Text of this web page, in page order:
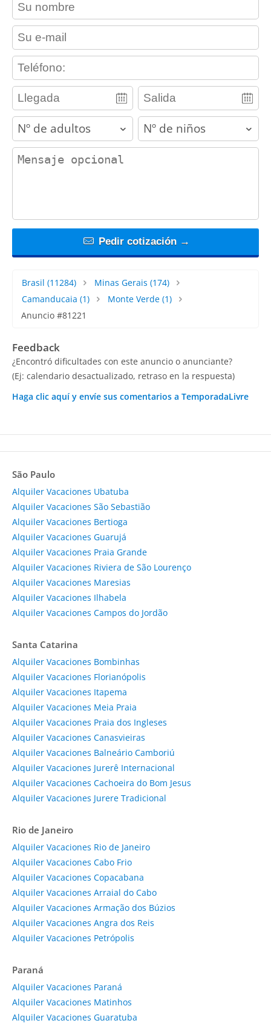
contact_email
contact_phone
adults children
contact_message
Pedir cotización →
Brasil (11284) Minas Gerais (174)
Camanducaia (1) Monte Verde(1)
Anuncio #81221
Feedback
¿Encontró dificultades con este anuncio o anunciante?
(Ej: calendario desactualizado, retraso en la respuesta)
Haga clic aquí y envíe sus comentarios a TemporadaLivre
São Paulo
Alquiler Vacaciones Ubatuba
Alquiler Vacaciones São Sebastião
Alquiler Vacaciones Bertioga
Alquiler Vacaciones Guarujá
Alquiler Vacaciones Praia Grande
Alquiler Vacaciones Riviera de São Lourenço
Alquiler Vacaciones Maresias
Alquiler Vacaciones Ilhabela
Alquiler Vacaciones Campos do Jordão
Santa Catarina
Alquiler Vacaciones Bombinhas
Alquiler Vacaciones Florianópolis
Alquiler Vacaciones Itapema
Alquiler Vacaciones Meia Praia
Alquiler Vacaciones Praia dos Ingleses
Alquiler Vacaciones Canasvieiras
Alquiler Vacaciones Balneário Camboriú
Alquiler Vacaciones Jurerê Internacional
Alquiler Vacaciones Cachoeira do Bom Jesus
Alquiler Vacaciones Jurere Tradicional
Rio de Janeiro
Alquiler Vacaciones Rio de Janeiro
Alquiler Vacaciones Cabo Frio
Alquiler Vacaciones Copacabana
Alquiler Vacaciones Arraial do Cabo
Alquiler Vacaciones Armação dos Búzios
Alquiler Vacaciones Angra dos Reis
Alquiler Vacaciones Petrópolis
Paraná
Alquiler Vacaciones Paraná
Alquiler Vacaciones Matinhos
Alquiler Vacaciones Guaratuba